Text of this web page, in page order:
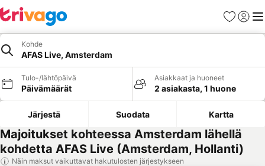
Suosikit
Kohde
AFAS Live, Amsterdam
Tulo-/lähtöpäivä
Päivämäärät
Asiakkaat ja huoneet
2 asiakasta, 1 huone
Järjestä Suodata Kartta
Majoitukset kohteessa Amsterdam lähellä
kohdetta AFAS Live (Amsterdam, Hollanti)
Näin maksut vaikuttavat hakutulosten järjestykseen